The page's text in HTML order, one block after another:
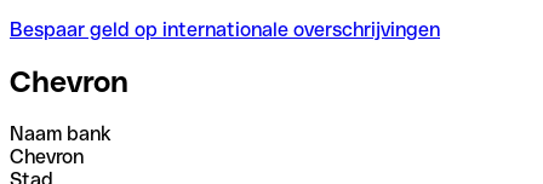
Bespaar geld op internationale overschrijvingen
Chevron
Naam bank
Chevron
Stad